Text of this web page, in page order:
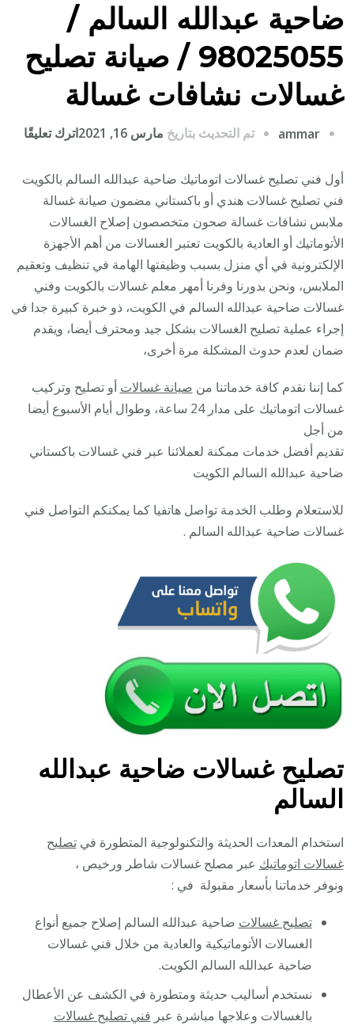
ضاحية عبدالله السالم /
98025055 / صيانة تصليح
غسالات نشافات غسالة
ammar تم التحديث بتاريخ مارس 16, 2021 اترك تعليقًا
أول فني تصليح غسالات اتوماتيك ضاحية عبدالله السالم بالكويت
فني تصليح غسالات هندي أو باكستاني مضمون صيانة غسالة
ملابس نشافات غسالة صحون متخصصون إصلاح الغسالات
الأتوماتيك أو العادية بالكويت تعتبر الغسالات من أهم الأجهزة
الإلكترونية في أي منزل بسبب وظيفتها الهامة في تنظيف وتعقيم
الملابس، ونحن بدورنا وفرنا أمهر معلم غسالات بالكويت وفني
غسالات ضاحية عبدالله السالم في الكويت، ذو خبرة كبيرة جدا في
إجراء عملية تصليح الغسالات بشكل جيد ومحترف أيضا، ويقدم
ضمان لعدم حدوث المشكلة مرة أخرى،
كما إننا نقدم كافة خدماتنا من صيانة غسالات أو تصليح وتركيب
غسالات اتوماتيك على مدار 24 ساعة، وطوال أيام الأسبوع أيضا
من أجل
تقديم أفضل خدمات ممكنة لعملائنا عبر فني غسالات باكستاني
ضاحية عبدالله السالم الكويت
للاستعلام وطلب الخدمة تواصل هاتفيا كما يمكنكم التواصل فني
غسالات ضاحية عبدالله السالم .
تصليح غسالات ضاحية عبدالله
السالم
استخدام المعدات الحديثة والتكنولوجية المتطورة فيتصليح
غسالات اتوماتيك عبر مصلح غسالات شاطر ورخيص ،
ونوفر خدماتنا بأسعار مقبولة في :
تصليح غسالات ضاحية عبدالله السالم إصلاح جميع أنواع
الغسالات الأتوماتيكية والعادية من خلال فني غسالات
ضاحية عبدالله السالم الكويت.
نستخدم أساليب حديثة ومتطورة في الكشف عن الأعطال
بالغسالات وعلاجها مباشرة عبر فني تصليح غسالات